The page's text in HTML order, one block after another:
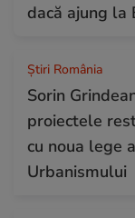
dacă ajung la
Știri România
Sorin
proiectele
cu noua lege
Urbanismului